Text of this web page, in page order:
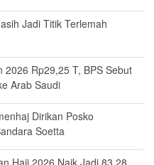
Jadi Titik Terlemah
2026 Rp29,25 T, BPS Sebut
Arab Saudi
Dirikan Posko
Soetta
Haji 2026 Naik Jadi 83,28,